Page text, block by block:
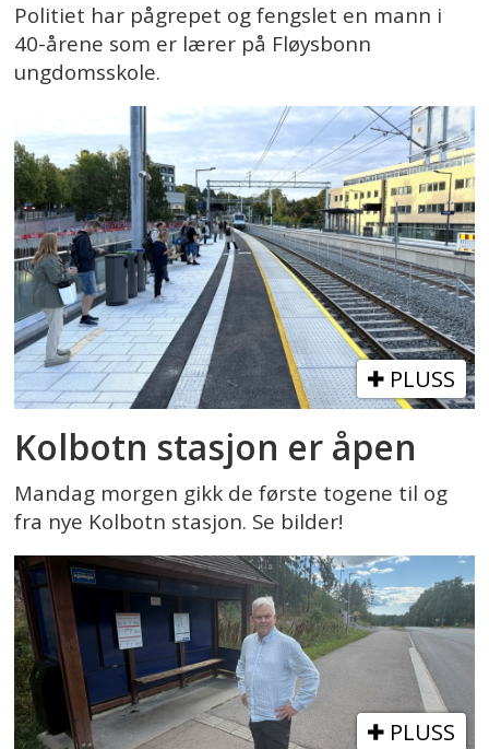
Politiet har pågrepet og fengslet en mann i
40-årene som er lærer på Fløysbonn
ungdomsskole.
PLUSS
Kolbotn stasjon er åpen
Mandag morgen gikk de første togene til og
fra nye Kolbotn stasjon. Se bilder!
PLUSS